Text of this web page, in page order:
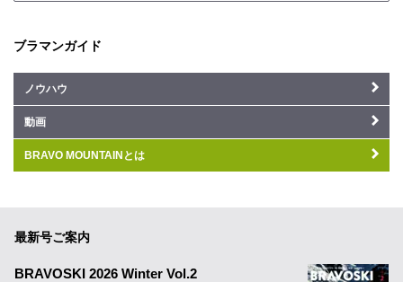
ブラマンガイド
ノウハウ
動画
BRAVO MOUNTAINとは
最新号ご案内
BRAVOSKI 2026 Winter Vol.2